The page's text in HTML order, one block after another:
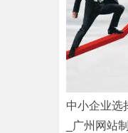
中小企业选
_广州网站制